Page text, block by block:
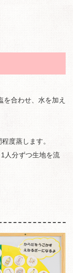
を合わせ、水を加え
度蒸します。
人分ずつ生地を流